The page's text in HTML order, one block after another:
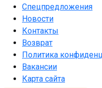
Спецпредложения
Новости
Контакты
Возврат
Политика
Вакансии
Карта сайта